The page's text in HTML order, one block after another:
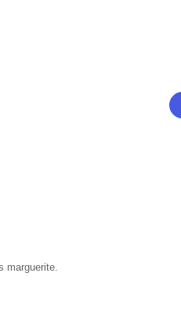
marguerite.